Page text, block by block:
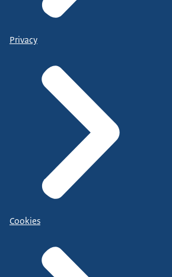
Privacy
Cookies